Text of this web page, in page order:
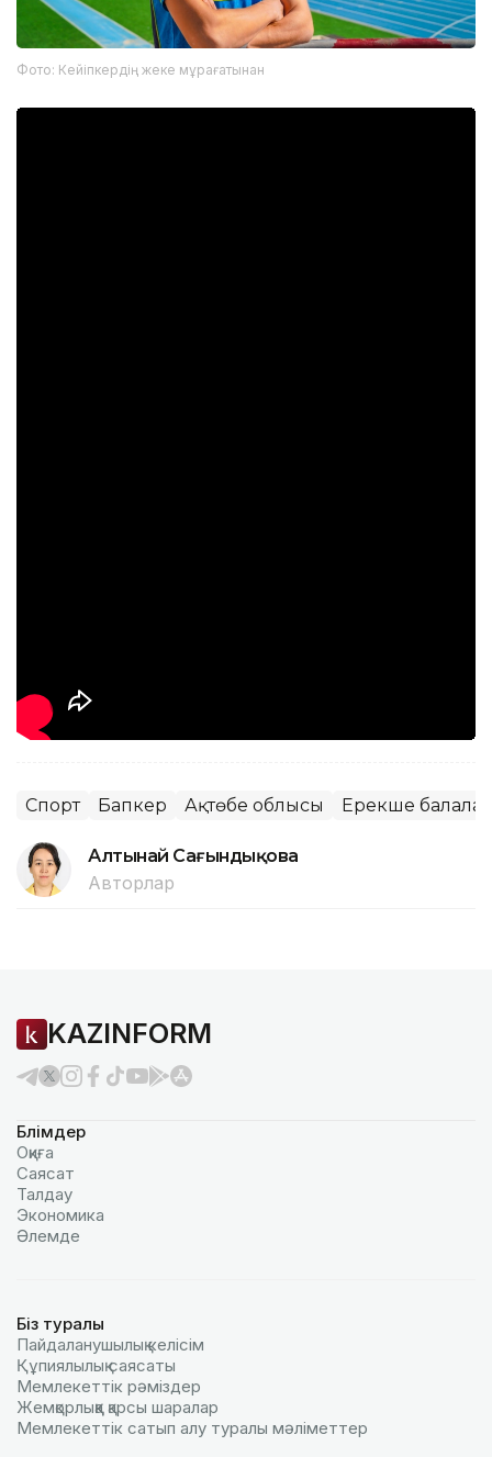
Фото: Кейіпкердің жеке мұрағатынан
Спорт Бапкер Ақтөбе облысы Ерекше
Алтынай Сағындықова
Авторлар
KAZINFORM
Бөлімдер
Оқиға
Саясат
Талдау
Экономика
Әлемде
Біз туралы
Пайдаланушылық келiciм
Құпиялылық саясаты
Мемлекеттік рәміздер
Жемқорлыққа қарсы шаралар
Мемлекеттік сатып алу туралы мәлiметтер